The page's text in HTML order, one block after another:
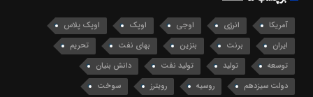
آمریکا انرژی اوجی اوپک
اوپک پلاس
ایران
برنت بنزین بهای نفت
تحریم
توسعه
تولید تولید نفت
دانش بنیان
دولت سیزدهم
روسیه رویترز
سوخت